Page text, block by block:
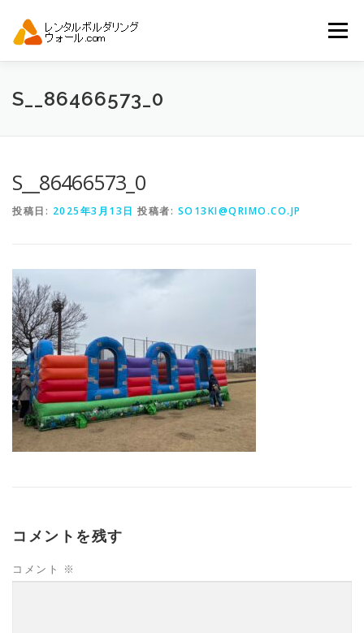
メニュー
トップ 自動見積り
S__86466573_0
S__86466573_0
投稿日: 2025年3月13日 投稿者: SO13KI@QRIMO.CO.JP
コメントを残す
コメント ※